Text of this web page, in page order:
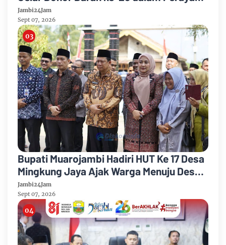
Anniversary Sinsen
Jambi24Jam
Sept 07, 2026
Bupati Muarojambi Hadiri HUT Ke 17 Desa
Mingkung Jaya Ajak Warga Menuju Desa
Mandiri 2026
Jambi24Jam
Sept 07, 2026